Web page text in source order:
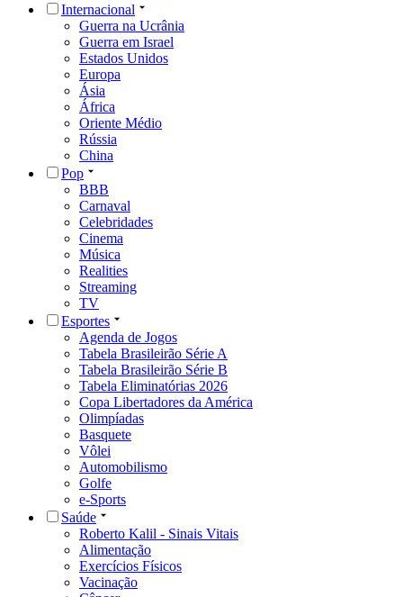
Internacional
Guerra na Ucrânia
Guerra em Israel
Estados Unidos
Europa
Ásia
África
Oriente Médio
Rússia
China
Pop
BBB
Carnaval
Celebridades
Cinema
Música
Realities
Streaming
TV
Esportes
Agenda de Jogos
Tabela Brasileirão Série A
Tabela Brasileirão Série B
Tabela Eliminatórias 2026
Copa Libertadores da América
Olimpíadas
Basquete
Vôlei
Automobilismo
Golfe
e-Sports
Saúde
Roberto Kalil - Sinais Vitais
Alimentação
Exercícios Físicos
Vacinação